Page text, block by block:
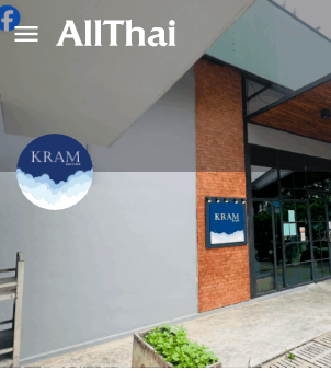
KRAM BAR@BKK
คราม บาร์ แอท บีเคเค
Direct Message